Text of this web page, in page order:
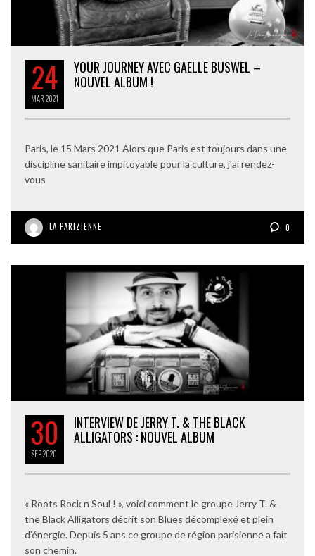
24
MAR2021
YOUR JOURNEY AVEC GAELLE BUSWEL –
NOUVEL ALBUM !
Paris, le 15 Mars 2021 Alors que Paris est toujours dans une
discipline sanitaire impitoyable pour la culture, j’ai rendez-
vous
LA PARIZIENNE 0
30
SEP2020
INTERVIEW DE JERRY T. & THE BLACK
ALLIGATORS : NOUVEL ALBUM
« Roots Rock n Soul ! », voici comment le groupe Jerry T. &
the Black Alligators décrit son Blues décomplexé et plein
d’énergie. Depuis 5 ans ce groupe de région parisienne a fait
son chemin.